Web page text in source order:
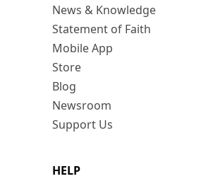
News & Knowledge
Statement of Faith
Mobile App
Store
Blog
Newsroom
Support Us
HELP